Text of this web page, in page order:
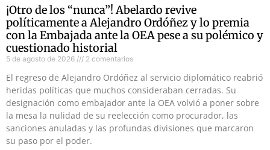
¡Otro de los “nunca”! Abelardo revive
políticamente a Alejandro Ordóñez y lo premia
con la Embajada ante la OEA pese a su polémico y
cuestionado historial
5 de agosto de 2026 2 comentarios
El regreso de Alejandro Ordóñez al servicio diplomático reabrió
heridas políticas que muchos consideraban cerradas. Su
designación como embajador ante la OEA volvió a poner sobre
la mesa la nulidad de su reelección como procurador, las
sanciones anuladas y las profundas divisiones que marcaron
su paso por el poder.